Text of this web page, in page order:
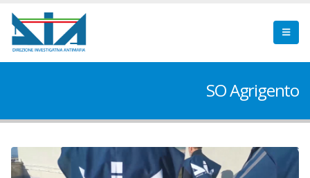
SO Agrigento